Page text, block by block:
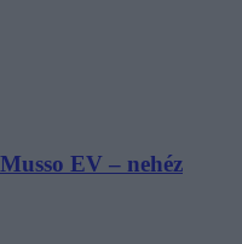
EV – nehéz